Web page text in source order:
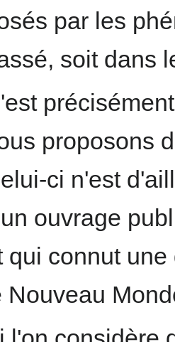
par les
soit dans
proposons
ci n'est
ouvrage
qui connut
Nouveau